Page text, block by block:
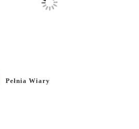
Pełnia Wiary